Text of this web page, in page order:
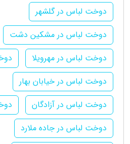
دوخت لباس در گلشهر
دوخت لباس در مشکین دشت
دوخت لباس در مهرویلا
دوخت لباس در خیابان بهار
دوخت لباس در آزادگان
دوخت لباس در جاده ملارد